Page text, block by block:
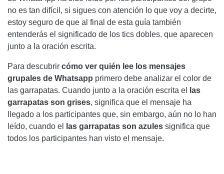
no es tan difícil, si sigues con atención lo que voy a decirte,
estoy seguro de que al final de esta guía también
entenderás el significado de los tics dobles. que aparecen
junto a la oración escrita.
Para descubrir cómo ver quién lee los mensajes
grupales de Whatsapp primero debe analizar el color de
las garrapatas. Cuando junto a la oración escrita el
las
garrapatas son grises, significa que el mensaje ha
llegado a los participantes que, sin embargo, aún no lo han
leído, cuando el
las garrapatas son azules significa que
todos los participantes han visto el mensaje.